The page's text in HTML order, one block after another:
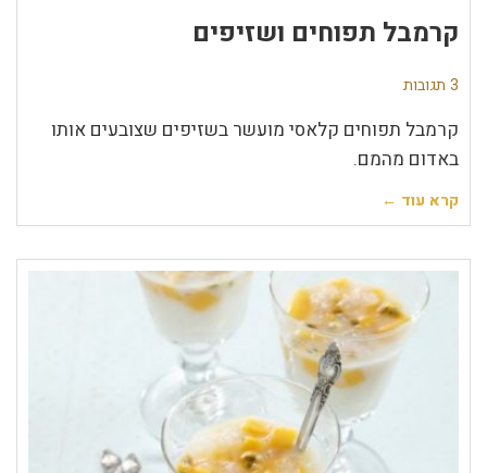
קרמבל תפוחים ושזיפים
3 תגובות
קרמבל תפוחים קלאסי מועשר בשזיפים שצובעים אותו
באדום מהמם.
קרא עוד ←